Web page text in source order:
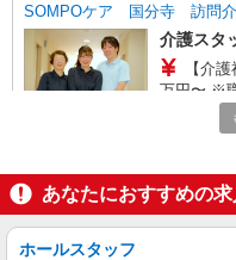
SOMPOケア 国分寺 訪問介
介護スタ
【介
万円〜 ※職務手当、特別職務手当、（東京都）居
住支援特
（月平均
での方はさ
与：基本
外手当支
東京
キープ
正社員
あなたにおすすめの
ホールスタッフ